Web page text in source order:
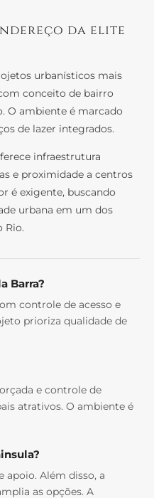
da elite
urbanísticos mais
conceito de bairro
O ambiente é marcado
de lazer integrados.
infraestrutura
e proximidade a centros
é exigente, buscando
urbana em um dos
Rio.
Barra?
controle de acesso e
prioriza qualidade de
e controle de
atrativos. O ambiente é
apoio. Além disso, a
as opções. A